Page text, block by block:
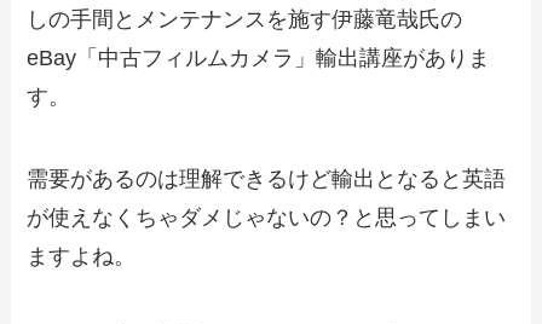
しの手間とメンテナンスを施す伊藤竜哉氏の
eBay「中古フィルムカメラ」輸出講座がありま
す。
需要があるのは理解できるけど輸出となると英語
が使えなくちゃダメじゃないの？と思ってしまい
ますよね。